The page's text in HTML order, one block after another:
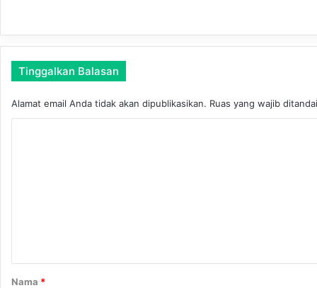
Tinggalkan Balasan
Alamat email Anda tidak akan dipublikasikan. Ruas yang wajib
rNama *